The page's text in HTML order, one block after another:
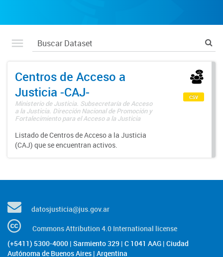
Centros de Acceso a
Justicia -CAJ-
Ministerio de Justicia. Subsecretaría de Acceso
a la Justicia. Dirección Nacional de Promoción y
Fortalecimiento para el Acceso a la Justicia
Listado de Centros de Acceso a la Justicia
(CAJ) que se encuentran activos.
csv
datosjusticia@jus.gov.ar
Commons Attribution 4.0 International license
(+5411) 5300-4000 | Sarmiento 329 | C 1041 AAG | Ciudad
Autónoma de Buenos Aires | Argentina